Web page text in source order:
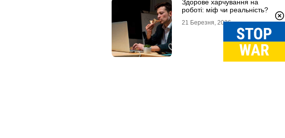
Здорове харчування на
роботі: міф чи реальність?
21 Березня, 2026